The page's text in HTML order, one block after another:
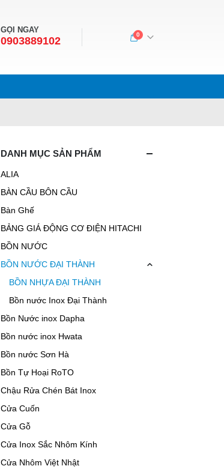
GỌI NGAY
0903889102
0
DANH MỤC SẢN PHẨM
ALIA
BÀN CẦU BÔN CẦU
Bàn Ghế
BẢNG GIÁ ĐỘNG CƠ ĐIỆN HITACHI
BỒN NƯỚC
BỒN NƯỚC ĐẠI THÀNH
BỒN NHỰA ĐẠI THÀNH
Bồn nước Inox Đại Thành
Bồn Nước inox Dapha
Bồn nước inox Hwata
Bồn nước Sơn Hà
Bồn Tự Hoại RoTO
Chậu Rửa Chén Bát Inox
Cửa Cuốn
Cửa Gỗ
Cửa Inox Sắc Nhôm Kính
Cửa Nhôm Việt Nhật